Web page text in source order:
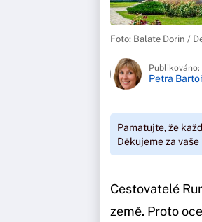
Foto: Balate Dorin /
Publikováno:
Petra
Pamatujte, že
Děkujeme za
Cestovatelé
země. Proto